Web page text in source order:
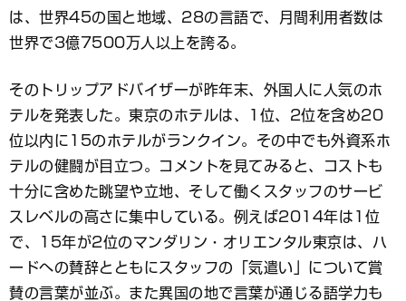
は、世界45の国と地域、28の言語で、月間利用者数は
世界で3億7500万人以上を誇る。
そのトリップアドバイザーが昨年末、外国人に人気のホ
テルを発表した。東京のホテルは、1位、2位を含め20
位以内に15のホテルがランクイン。その中でも外資系ホ
テルの健闘が目立つ。コメントを見てみると、コストも
十分に含めた眺望や立地、そして働くスタッフのサービ
スレベルの高さに集中している。例えば2014年は1位
で、15年が2位のマンダリン・オリエンタル東京は、ハ
ードへの賛辞とともにスタッフの「気遣い」について賞
賛の言葉が並ぶ。また異国の地で言葉が通じる語学力も